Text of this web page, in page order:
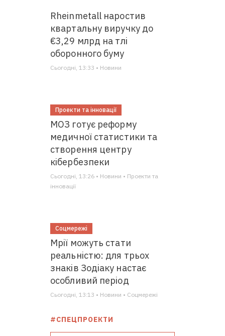
Rheinmetall наростив
квартальну виручку до
€3,29 млрд на тлі
оборонного буму
Сьогодні, 13:33 • Новини
Проекти та інновації
МОЗ готує реформу
медичної статистики та
створення центру
кібербезпеки
Сьогодні, 13:26 • Новини • Проекти та
інновації
Соцмережі
Мрії можуть стати
реальністю: для трьох
знаків Зодіаку настає
особливий період
Сьогодні, 13:13 • Новини • Соцмережі
#СПЕЦПРОЕКТИ